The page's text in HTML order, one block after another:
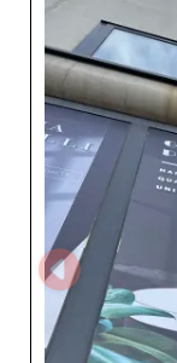
doskonałej
Fashion
profilu
poszukiwanie
się, jak
Ci wyróżnić
dzisiejszych